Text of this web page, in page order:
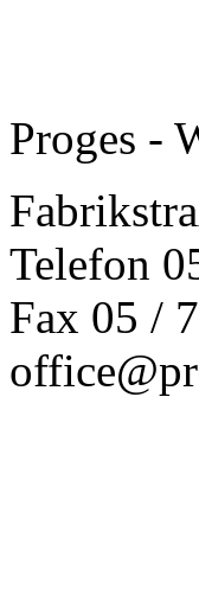
Proges -
Telefon
Fax 05 /